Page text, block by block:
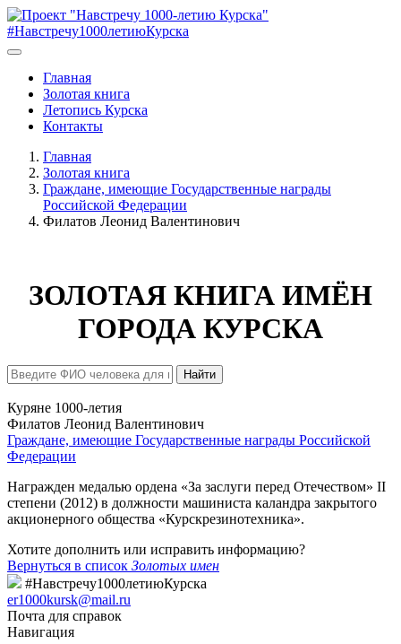
#Навстречу1000летиюКурска
Главная
Золотая книга
Летопись Курска
Контакты
Главная
Золотая книга
Граждане, имеющие Государственные награды
Российской Федерации
Филатов Леонид Валентинович
ЗОЛОТАЯ КНИГА ИМЁН
ГОРОДА КУРСКА
Найти
Куряне 1000-летия
Филатов Леонид Валентинович
Граждане, имеющие Государственные награды Российской
Федерации
Награжден медалью ордена «За заслуги перед Отечеством» II
степени (2012) в должности машиниста каландра закрытого
акционерного общества «Курскрезинотехника».
Хотите дополнить или исправить информацию?
Вернуться в список Золотых имен
#Навстречу1000летиюКурска
er1000kursk@mail.ru
Почта для справок
Навигация